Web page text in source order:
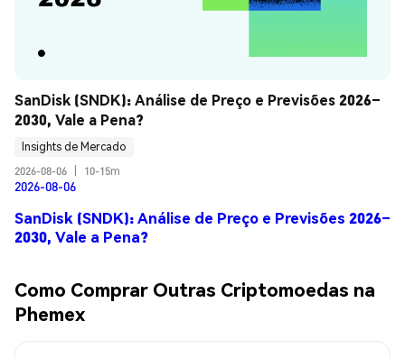
SanDisk (SNDK): Análise de Preço e Previsões 2026–
2030, Vale a Pena?
Insights de Mercado
2026-08-06
10-15m
2026-08-06
SanDisk (SNDK): Análise de Preço e Previsões 2026–
2030, Vale a Pena?
Como Comprar Outras Criptomoedas na
Phemex